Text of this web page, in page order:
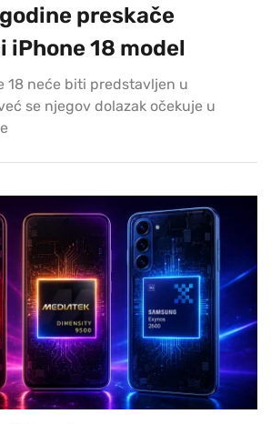
preskače
iPhone 18 model
18 neće biti predstavljen u
se njegov dolazak očekuje u